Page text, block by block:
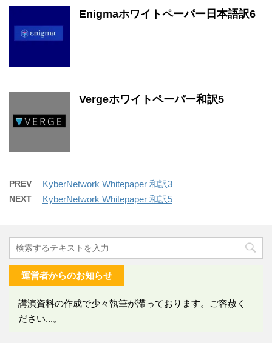
Enigmaホワイトペーパー日本語訳6
Vergeホワイトペーパー和訳5
PREV KyberNetwork Whitepaper 和訳3
NEXT KyberNetwork Whitepaper 和訳5
運営者からのお知らせ
講演資料の作成で少々執筆が滞っております。ご容赦く
ださい...。